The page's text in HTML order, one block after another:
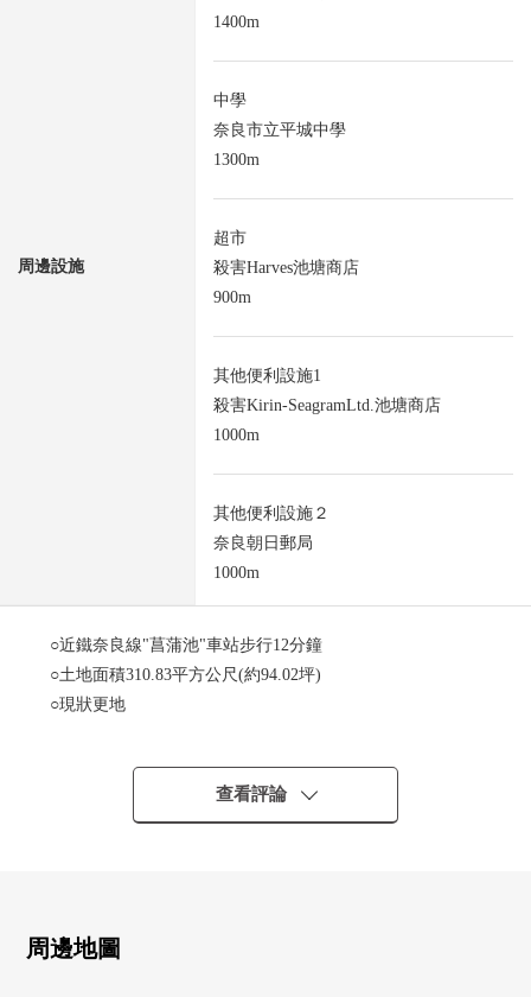
周邊設施
1400m
中學
奈良市立平城中學
1300m
超市
殺害Harves池塘商店
900m
其他便利設施1
殺害Kirin-SeagramLtd.池塘商店
1000m
其他便利設施２
奈良朝日郵局
1000m
○近鐵奈良線"菖蒲池"車站步行12分鐘
○土地面積310.83平方公尺(約94.02坪)
○現狀更地
○用建築包含條件住宅用地銷售，沒有。
能在喜歡的House廠商、建築公司建造。
查看評論
周邊地圖